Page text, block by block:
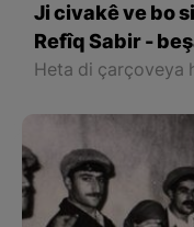
Ji civakê ve bo
Refîq Sabir -